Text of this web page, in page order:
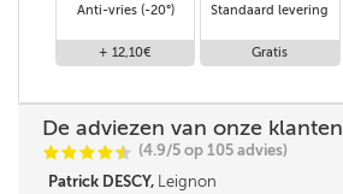
Anti-vries (-20°)
+ 12,10€
Standaard levering
Gratis
De adviezen van onze klanten
CCCCi
@ (4.9/5 op 105 advies)
Patrick DESCY, Leignon